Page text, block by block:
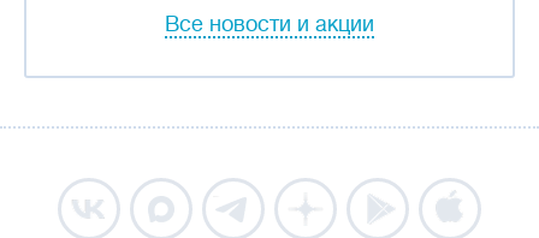
Все новости и акции